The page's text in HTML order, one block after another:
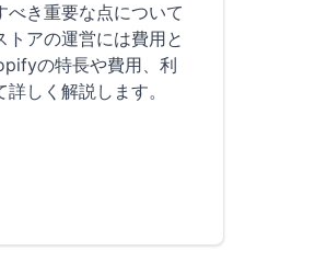
べき重要な点について
アの運営には費用と
の特長や費用、利
しく解説します。